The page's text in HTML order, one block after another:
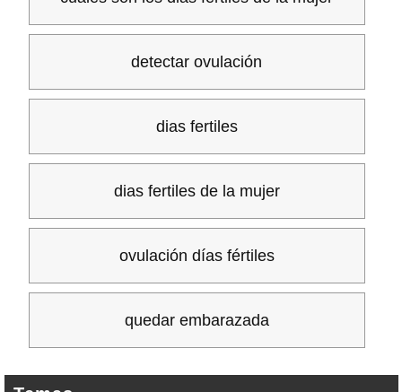
detectar ovulación
dias fertiles
dias fertiles de la mujer
ovulación días fértiles
quedar embarazada